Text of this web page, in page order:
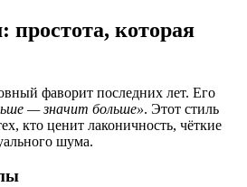
которая
фаворит последних лет. Его
— значит больше». Этот стиль
кто ценит лаконичность, чёткие
шума.